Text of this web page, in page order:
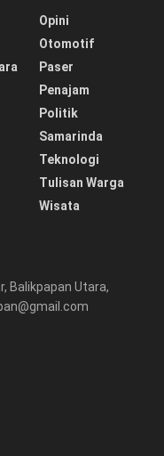
Opini
Otomotif
Paser
Penajam
Politik
Samarinda
Teknologi
Tulisan Warga
Wisata
Balikpapan Utara,